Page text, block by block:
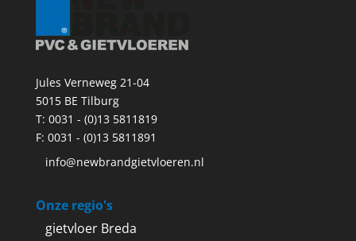
Jules Verneweg 21-04
5015 BE Tilburg
T: 0031 - (0)13 5811819
F: 0031 - (0)13 5811891
info@newbrandgietvloeren.nl
Onze regio's
gietvloer Breda